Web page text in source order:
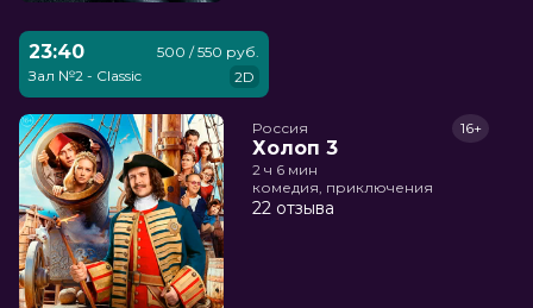
23:40
Зал №2 - Classic
500 / 550 руб.
2D
Россия
Холоп 3
16+
2 ч 6 мин
комедия, приключения
22 отзыва